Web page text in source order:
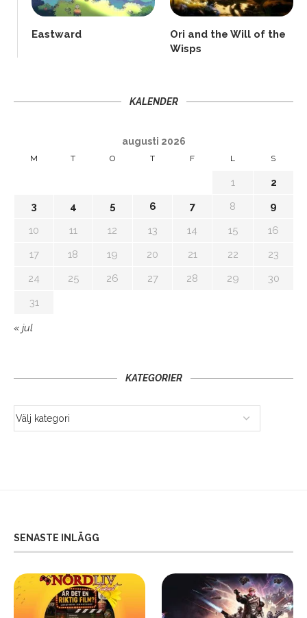
Eastward
Ori and the Will of the
Wisps
KALENDER
augusti 2026
M T O T F L S
1
2
3
4 5 6 7 8
9
10
11 12 13 14 15
16
17
18 19 20 21 22
23
24
25 26 27 28 29
30
31
« jul
KATEGORIER
SENASTE INLÄGG